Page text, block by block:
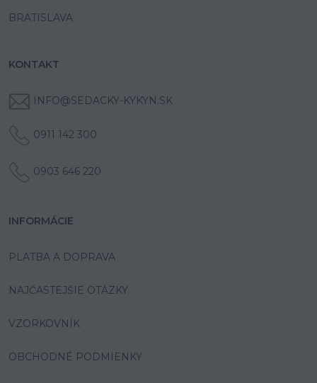
BRATISLAVA
KONTAKT
INFO@SEDACKY-KYKYN.SK
0911 142 300
0903 646 220
INFORMÁCIE
PLATBA A DOPRAVA
NAJČASTEJŠIE OTÁZKY
VZORKOVNÍK
OBCHODNÉ PODMIENKY